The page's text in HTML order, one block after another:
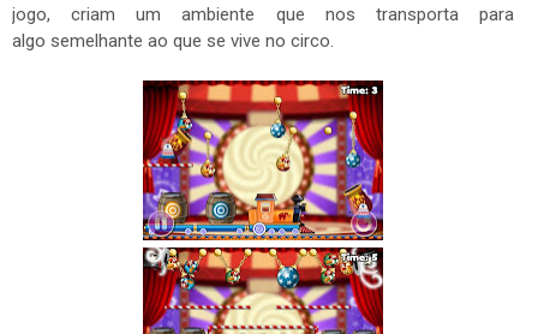
jogo, criam um ambiente que nos transporta para
algo semelhante ao que se vive no circo.